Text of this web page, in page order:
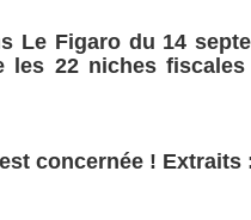
Le Figaro du 14
les 22 niches
concernée ! Extraits